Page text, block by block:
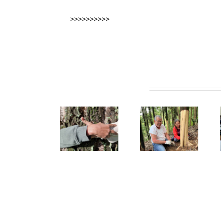
>>>>>>>>>>
Núcleo da
U. Porto
Solidária
controlam
plantas
invasoras
Alunos da
Secundária
Alexandre
Herculano
descobrem